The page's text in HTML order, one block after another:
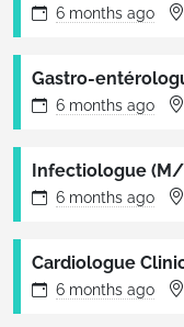
6 months ago
Gastro-
6 months ago
Infectiologue (M/
6 months ago
6 months ago